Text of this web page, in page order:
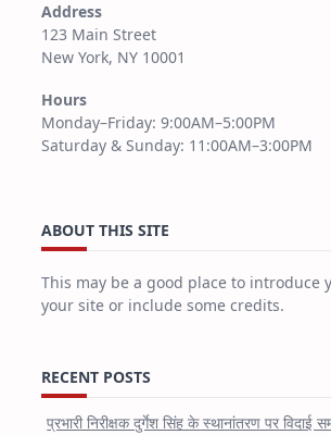
Address
123 Main Street
New York, NY 10001
Hours
Monday–Friday: 9:00AM–5:00PM
Saturday & Sunday: 11:00AM–3:00PM
ABOUT THIS SITE
This may be a good place to introduce
your site or include some credits.
RECENT POSTS
प्रभारी निरीक्षक दुर्गेश सिंह के स्थानांतरण पर विदाई